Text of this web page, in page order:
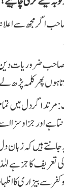
اگر مجھ سے
صاحب ضروریات دین
ہوں پھر کلمہ پڑھ
:مرتد اگر دل میں
ہے اور جزا و
جانتے ہیں کہ زبان
تعریف کا جز ہے
و کفر سے بیزاری